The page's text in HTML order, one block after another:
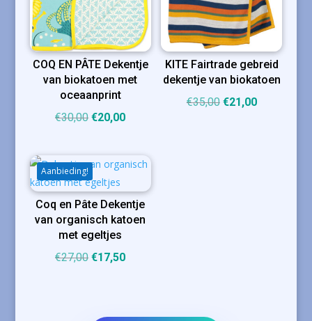
COQ EN PÂTE Dekentje
van biokatoen met
oceaanprint
€30,00 Oorspronkelijke
€30,00.
€20,00Huidige
€20,00.
KITE Fairtrade gebreid
dekentje van biokatoen
€35,00 Oorspronkelijke
€21,00Huidige
Aanbieding!
Coq en Pâte Dekentje
van organisch katoen
met egeltjes
€27,00 Oorspronkelijke
€17,50Huidige